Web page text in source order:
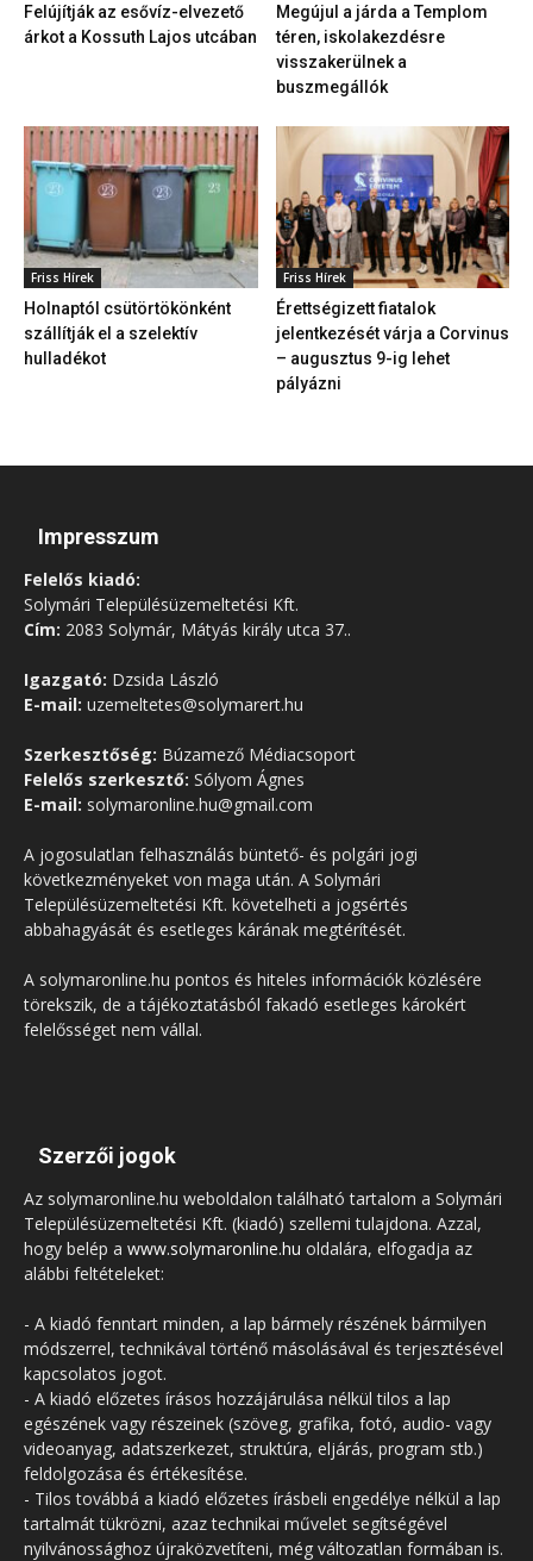
Felújítják az esővíz-elvezető
árkot a Kossuth Lajos utcában
Megújul a járda a Templom
téren, iskolakezdésre
visszakerülnek a
buszmegállók
Friss Hírek
Holnaptól csütörtökönként
szállítják el a szelektív
hulladékot
Friss Hírek
Érettségizett fiatalok
jelentkezését várja a Corvinus
– augusztus 9-ig lehet
pályázni
Impresszum
Felelős kiadó:
Solymári Településüzemeltetési Kft.
Cím: 2083 Solymár, Mátyás király utca 37..
Igazgató: Dzsida László
E-mail: uzemeltetes@solymarert.hu
Szerkesztőség: Búzamező Médiacsoport
Felelős szerkesztő: Sólyom Ágnes
E-mail: solymaronline.hu@gmail.com
A jogosulatlan felhasználás büntető- és polgári jogi
következményeket von maga után. A Solymári
Településüzemeltetési Kft. követelheti a jogsértés
abbahagyását és esetleges kárának megtérítését.
A solymaronline.hu pontos és hiteles információk közlésére
törekszik, de a tájékoztatásból fakadó esetleges károkért
felelősséget nem vállal.
Szerzői jogok
Az solymaronline.hu weboldalon található tartalom a Solymári
Településüzemeltetési Kft. (kiadó) szellemi tulajdona. Azzal,
hogy belép a www.solymaronline.hu oldalára, elfogadja az
alábbi feltételeket:
- A kiadó fenntart minden, a lap bármely részének bármilyen
módszerrel, technikával történő másolásával és terjesztésével
kapcsolatos jogot.
- A kiadó előzetes írásos hozzájárulása nélkül tilos a lap
egészének vagy részeinek (szöveg, grafika, fotó, audio- vagy
videoanyag, adatszerkezet, struktúra, eljárás, program stb.)
feldolgozása és értékesítése.
- Tilos továbbá a kiadó előzetes írásbeli engedélye nélkül a lap
tartalmát tükrözni, azaz technikai művelet segítségével
nyilvánossághoz újraközvetíteni, még változatlan formában is.